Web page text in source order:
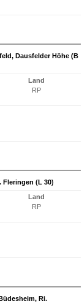
Dausfelder Höhe (B
Land
RP
Fleringen (L 30)
Land
RP
Ri.